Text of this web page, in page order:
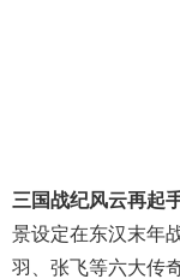
三国战纪风云再起
景设定在东汉末年
羽、张飞等六大传